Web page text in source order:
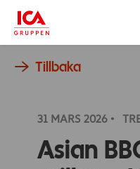
Tillbaka
31 MARS 2026
Asian